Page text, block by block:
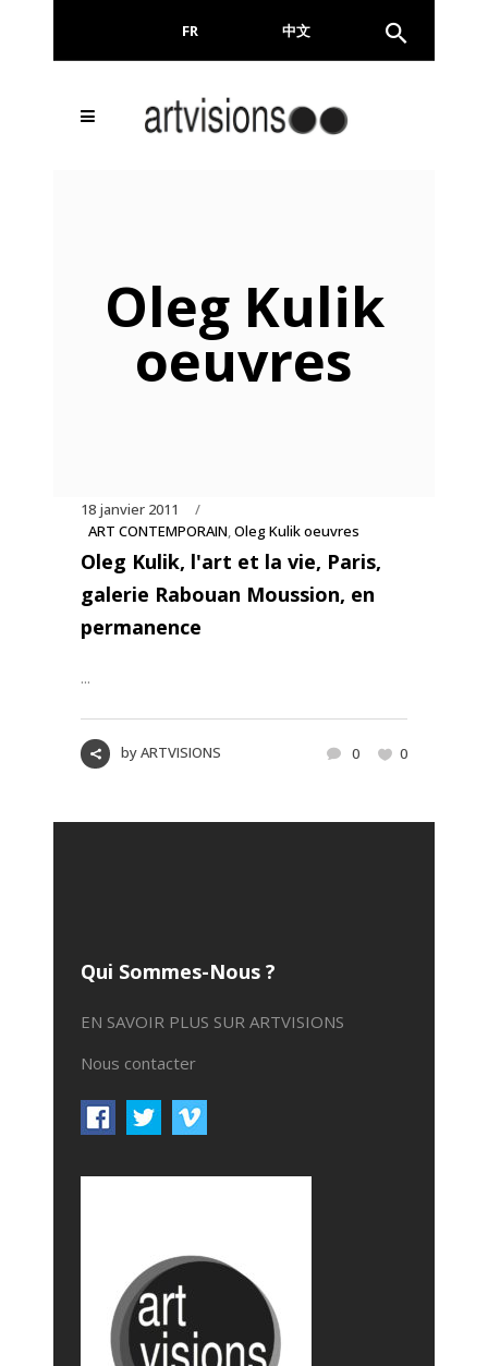
FR 中文
Oleg Kulik
oeuvres
18 janvier 2011
ART CONTEMPORAIN,Oleg Kulik oeuvres
Oleg Kulik, l'art et la vie, Paris,
galerie Rabouan Moussion, en
permanence
...
byARTVISIONS 0 0
Qui Sommes-Nous ?
EN SAVOIR PLUS SUR ARTVISIONS
Nous contacter